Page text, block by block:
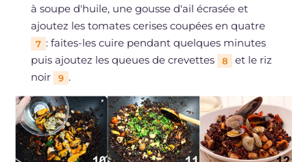
à soupe d'huile, une gousse d'ail écrasée et
ajoutez les tomates cerises coupées en quatre
7 : faites-les cuire pendant quelques minutes
puis ajoutez les queues de crevettes
8
et le riz
noir
9 .